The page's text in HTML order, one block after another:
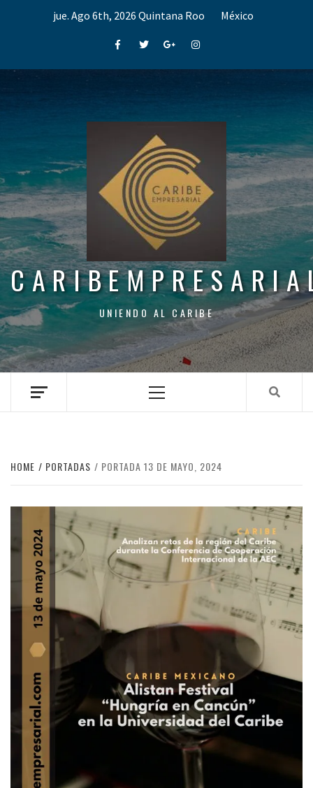
jue. Ago 6th, 2026 Quintana Roo México
FacebookTwitterGoogle+Instagram
UNIENDO AL CARIBE
Menu
HOME PORTADAS PORTADA 13 DE MAYO, 2024